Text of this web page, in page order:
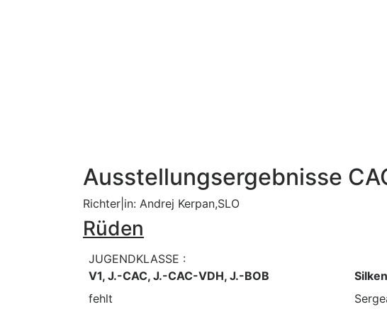
Ausstellungsergebnisse
Richter|in: Andrej Kerpan,SLO
Rüden
JUGENDKLASSE :
V1, J.-CAC, J.-CAC-VDH, J.-BOB
fehlt